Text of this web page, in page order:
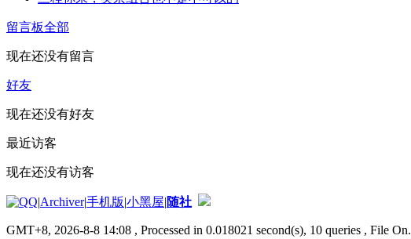
留言板全部
现在还没有留言
好友
现在还没有好友
最近访客
现在还没有访客
|Archiver|手机版|小黑屋|随社
GMT+8, 2026-8-8 14:08 , Processed in 0.018021 second(s), 10 queries , File On.